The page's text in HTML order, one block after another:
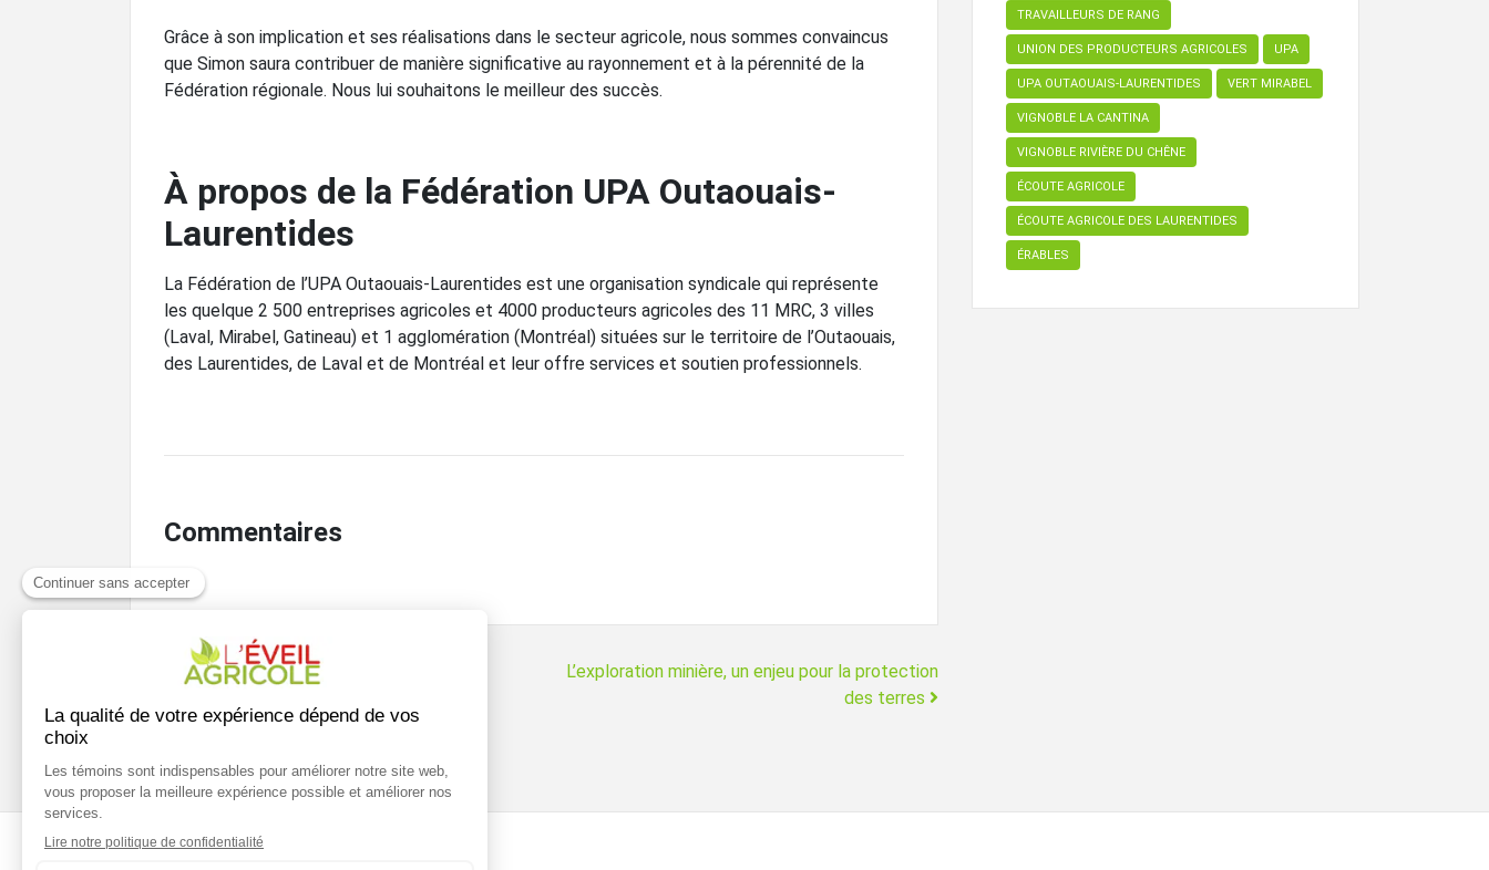
Grâce à son implication et ses réalisations dans le secteur agricole, nous sommes convaincus
que Simon saura contribuer de manière significative au rayonnement et à la pérennité de la
Fédération régionale. Nous lui souhaitons le meilleur des succès.
À propos de la Fédération UPA Outaouais-
Laurentides
La Fédération de l’UPA Outaouais-Laurentides est une organisation syndicale qui représente
les quelque 2 500 entreprises agricoles et 4000 producteurs agricoles des 11 MRC, 3 villes
(Laval, Mirabel, Gatineau) et 1 agglomération (Montréal) situées sur le territoire de l’Outaouais,
des Laurentides, de Laval et de Montréal et leur offre services et soutien professionnels.
Commentaires
Navigation
Écoute agricole lance la campagne de
L’exploration minière, un enjeu pour la protection
des terres
TRAVAILLEURS DE RANG
UNION DES PRODUCTEURS AGRICOLES UPA
UPA OUTAOUAIS-LAURENTIDES VERT MIRABEL
VIGNOBLE LA CANTINA
VIGNOBLE RIVIÈRE DU CHÊNE
ÉCOUTE AGRICOLE
ÉCOUTE AGRICOLE DES LAURENTIDES
ÉRABLES